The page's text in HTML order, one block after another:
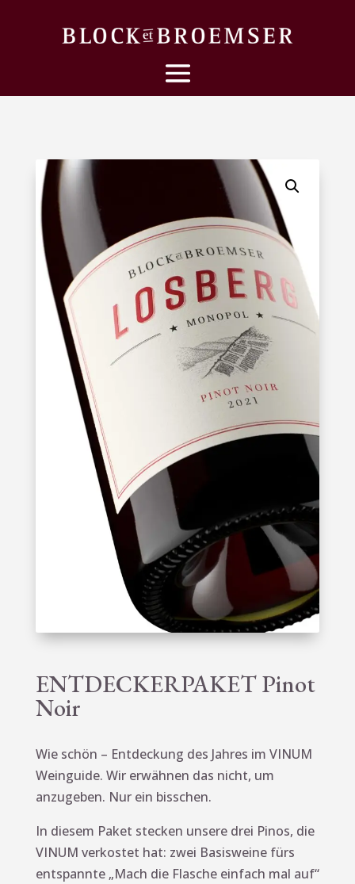
ENTDECKERPAKET Pinot
Noir
Wie schön – Entdeckung des Jahres im VINUM
Weinguide. Wir erwähnen das nicht, um
anzugeben. Nur ein bisschen.
In diesem Paket stecken unsere drei Pinos, die
VINUM verkostet hat: zwei Basisweine fürs
entspannte „Mach die Flasche einfach mal auf“